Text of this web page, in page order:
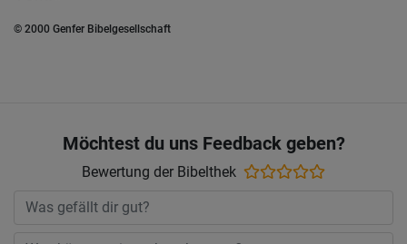
© 2000 Genfer Bibelgesellschaft
Möchtest du uns Feedback geben?
Bewertung der Bibelthek